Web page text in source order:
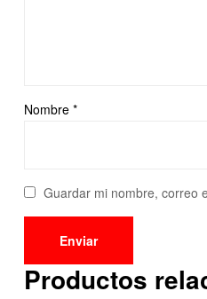
Nombre *
Guardar mi nombre, correo
Productos